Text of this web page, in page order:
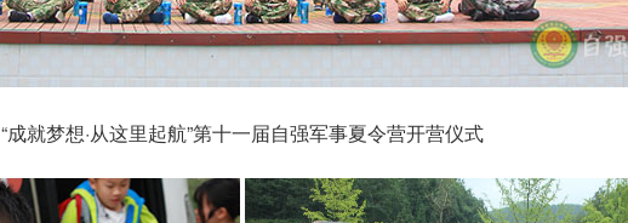
“成就梦想·从这里起航”第十一届自强军事夏令营开营仪式